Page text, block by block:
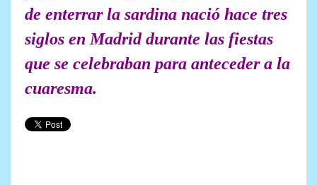
de enterrar la sardina nació hace tres
siglos en Madrid durante las fiestas
que se celebraban para anteceder a la
cuaresma.